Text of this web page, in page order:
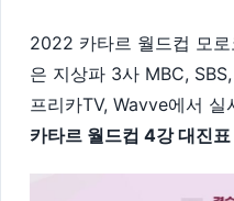
2022 카타르 월드컵 모
은 지상파 3사 MBC,
프리카TV, Wavve에서 실
카타르 월드컵 4강 대진